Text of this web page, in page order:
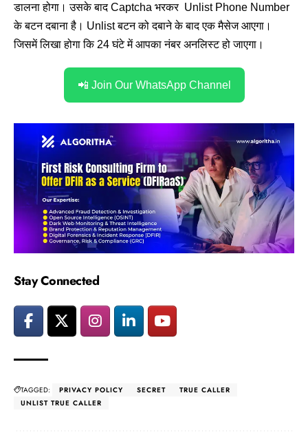
डालना होगा। उसके बाद Captcha भरकर Unlist Phone Number
के बटन दबाना है। Unlist बटन को दबाने के बाद एक मैसेज आएगा।
जिसमें लिखा होगा कि 24 घंटे में आपका नंबर अनलिस्ट हो जाएगा।
📲 Join Our WhatsApp Channel
Stay Connected
TAGGED: PRIVACY POLICY SECRET
TRUE CALLER
UNLIST TRUE CALLER